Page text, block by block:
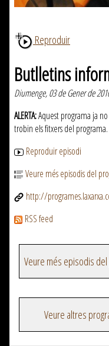
Reproduir
Butlletins
Diumenge, 03 de Gener de
ALERTA:Aquest programa ja
trobin els fitxers del programa.
Reproduir episodi
Veure més episodis del
http://
RSS feed
Veure altres